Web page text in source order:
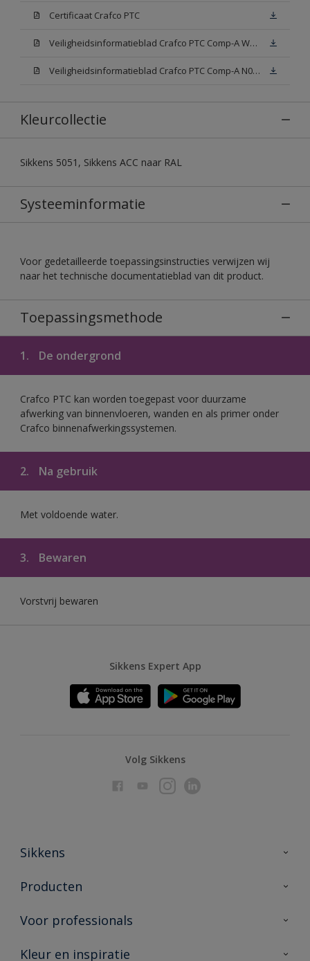
Certificaat Crafco PTC
Veiligheidsinformatieblad Crafco PTC Comp-A W05 (MSDS)
Veiligheidsinformatieblad Crafco PTC Comp-A N00 (MSDS)
Kleurcollectie
Sikkens 5051, Sikkens ACC naar RAL
Systeeminformatie
Voor gedetailleerde toepassingsinstructies verwijzen wij
naar het technische documentatieblad van dit product.
Toepassingsmethode
1. De ondergrond
Crafco PTC kan worden toegepast voor duurzame
afwerking van binnenvloeren, wanden en als primer onder
Crafco binnenafwerkingssystemen.
2. Na gebruik
Met voldoende water.
3. Bewaren
Vorstvrij bewaren
Sikkens Expert App
Volg Sikkens
Sikkens
Over Sikkens
Duurzaamheid
Producten
Producten voor binnen
Vind je verkooppunt
Voor professionals
Advies & service
Kleur en inspiratie